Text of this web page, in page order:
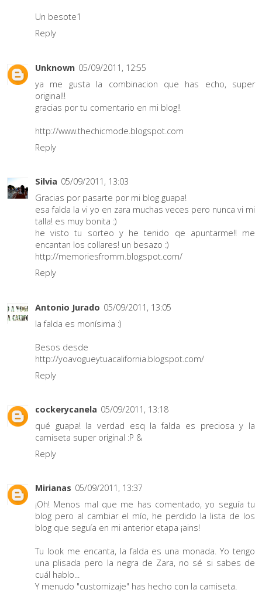
Un besote1
Reply
Unknown 05/09/2011, 12:55
ya me gusta la combinacion que has echo, super
original!!
gracias por tu comentario en mi blog!!
http://www.thechicmode.blogspot.com
Reply
Silvia 05/09/2011, 13:03
Gracias por pasarte por mi blog guapa!
esa falda la vi yo en zara muchas veces pero nunca vi mi
talla! es muy bonita :)
he visto tu sorteo y he tenido qe apuntarme!! me
encantan los collares! un besazo :)
http://memoriesfromm.blogspot.com/
Reply
Antonio Jurado 05/09/2011, 13:05
la falda es monísima :)
Besos desde
http://yoavogueytuacalifornia.blogspot.com/
Reply
cockerycanela 05/09/2011, 13:18
qué guapa! la verdad esq la falda es preciosa y la
camiseta super original :P &
Reply
Mirianas 05/09/2011, 13:37
¡Oh! Menos mal que me has comentado, yo seguía tu
blog pero al cambiar el mío, he perdido la lista de los
blog que seguía en mi anterior etapa ¡ains!
Tu look me encanta, la falda es una monada. Yo tengo
una plisada pero la negra de Zara, no sé si sabes de
cuál hablo...
Y menudo "customizaje" has hecho con la camiseta.